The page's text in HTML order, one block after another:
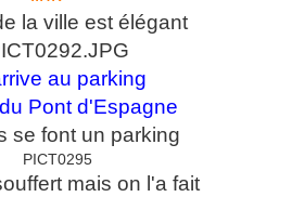
la ville est élégant
au parking
Pont d'Espagne
se font un parking
mais on l'a fait